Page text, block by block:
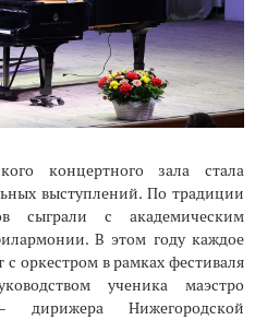
концертного зала стала
выступлений. По традиции
сыграли с академическим
В этом году каждое
с оркестром в рамках фестиваля
ученика маэстро
дирижера Нижегородской